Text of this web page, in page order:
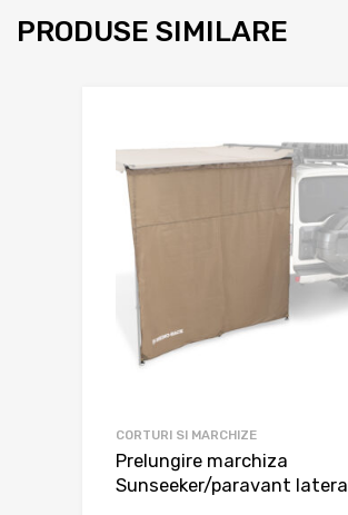
PRODUSE SIMILARE
CORTURI SI MARCHIZE
Prelungire marchiza
Sunseeker/paravant lateral